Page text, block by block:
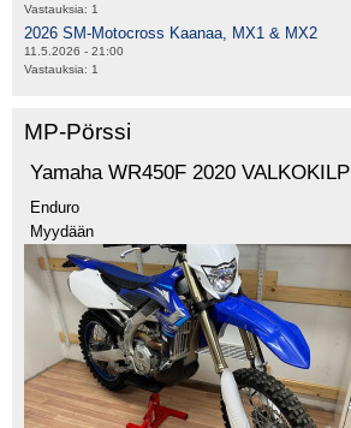
Vastauksia: 1
2026 SM-Motocross Kaanaa, MX1 & MX2
11.5.2026 - 21:00
Vastauksia: 1
MP-Pörssi
Yamaha WR450F 2020 VALKOKILPI
Enduro
Myydään